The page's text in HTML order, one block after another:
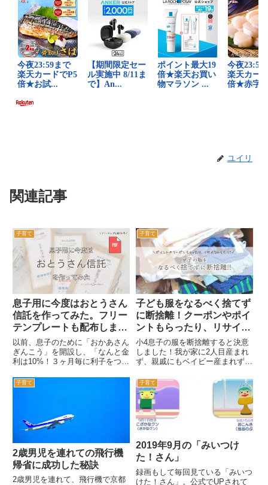
ユイリ
関連記事
子育て
息子用に今度はおとうさん
信託を作ってみた。フリー
テンプレートも配布しま
す。
以前、息子のために「おかあさん
ぎんこう」を開設し、「なんと金
利は10%！３ヶ月毎に利子をつけ
（息子）を獲得したのですが…お
母さん銀行の話や、通帳のフリー
子育て
子ども服をなるべく捨てず
に断捨離！クーポンやポイ
ントもらったり、リサイク
ルしたり！
小4息子の服を断捨離すると決意
しました！我が家に2人目産まれ
ず、親戚にもベイビー産まれず9
1つ分だけ取っておくと決めて、
他は処分することにしました！…
とはいえ、極力捨てたくなくて
色々模索したので記録しておきま
す...
子育て
2歳男児を連れての飛行機
帰省に成功した秘訣
2歳男児を連れて、飛行機で京都
子育て
2019年9月の「みいつけ
た！さん」
録画もして毎回見ている「みいつ
けた！さん」。公式でUPされて